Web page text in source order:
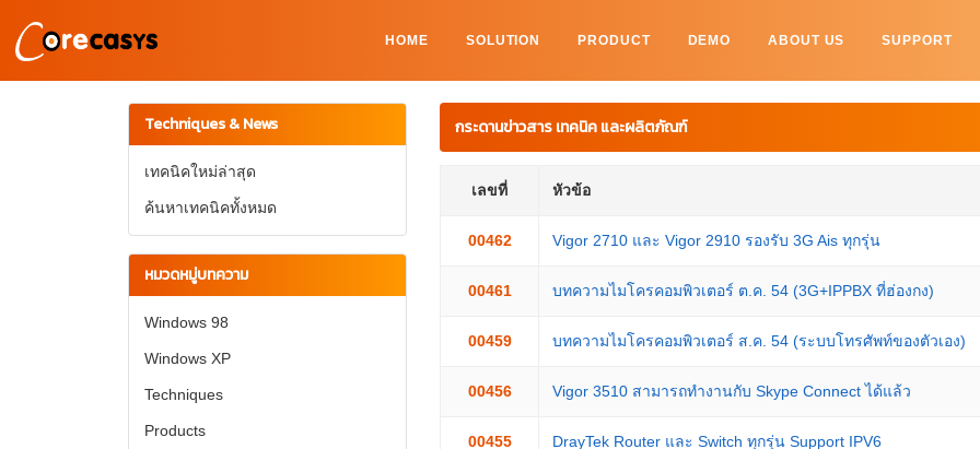
HOME SOLUTION PRODUCT DEMO ABOUT US SUPPORT
Techniques & News
เทคนิคใหม่ล่าสุด
ค้นหาเทคนิคทั้งหมด
หมวดหมู่บทความ
Windows 98
Windows XP
Techniques
Products
กระดานข่าวสาร เทคนิค และผลิตภัณฑ์
เลขที่ หัวข้อ
00462 Vigor 2710 และ Vigor 2910 รองรับ 3G Ais ทุกรุ่น
00461 บทความไมโครคอมพิวเตอร์ ต.ค. 54 (3G+IPPBX ที่ฮ่องกง)
00459 บทความไมโครคอมพิวเตอร์ ส.ค. 54 (ระบบโทรศัพท์ของตัวเอง)
00456 Vigor 3510 สามารถทำงานกับ Skype Connect ได้แล้ว
00455 DrayTek Router และ Switch ทุกรุ่น Support IPV6